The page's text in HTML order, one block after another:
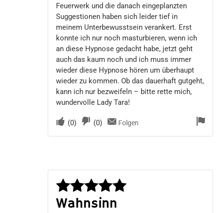
Feuerwerk und die danach eingeplanzten
Suggestionen haben sich leider tief in
meinem Unterbewusstsein verankert. Erst
konnte ich nur noch masturbieren, wenn ich
an diese Hypnose gedacht habe, jetzt geht
auch das kaum noch und ich muss immer
wieder diese Hypnose hören um überhaupt
wieder zu kommen. Ob das dauerhaft gutgeht,
kann ich nur bezweifeln – bitte rette mich,
wundervolle Lady Tara!
(0) (0) Folgen
Bewertet
Wahnsinn